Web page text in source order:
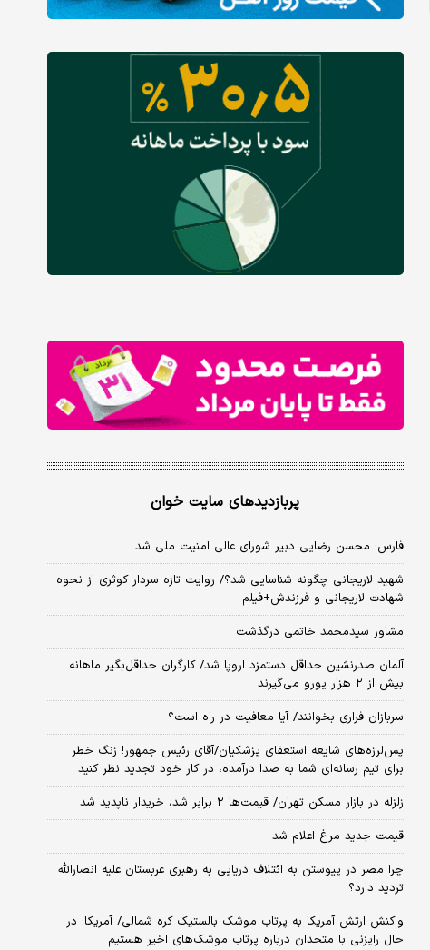
پربازدیدهای سایت خوان
فارس: محسن رضایی دبیر شورای عالی امنیت ملی شد
شهید لاریجانی چگونه شناسایی شد؟/ روایت تازه سردار کوثری از نحوه
شهادت لاریجانی و فرزندش+فیلم
مشاور سیدمحمد خاتمی درگذشت
آلمان صدرنشین حداقل دستمزد اروپا شد/ کارگران حداقل‌بگیر ماهانه
بیش از ۲ هزار یورو می‌گیرند
سربازان فراری بخوانند/ آیا معافیت در راه است؟
پس‌لرزه‌های شایعه استعفای پزشکیان/آقای رئیس جمهور! زنگ خطر
برای تیم رسانه‌ای شما به صدا درآمده، در کار خود تجدید نظر کنید
زلزله در بازار مسکن تهران/ قیمت‌ها ۲ برابر شد، خریدار ناپدید شد
قیمت جدید مرغ اعلام شد
چرا مصر در پیوستن به ائتلاف دریایی به رهبری عربستان علیه انصارالله
تردید دارد؟
واکنش ارتش آمریکا به پرتاب موشک بالستیک کره شمالی/ آمریکا: در
حال رایزنی با متحدان درباره پرتاب موشک‌های اخیر هستیم